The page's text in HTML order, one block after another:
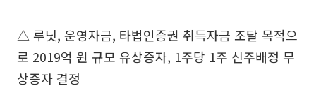
△ 루닛, 운영자금, 타법인증권 취득자금 조달 목적으
로 2019억 원 규모 유상증자, 1주당 1주 신주배정 무
상증자 결정